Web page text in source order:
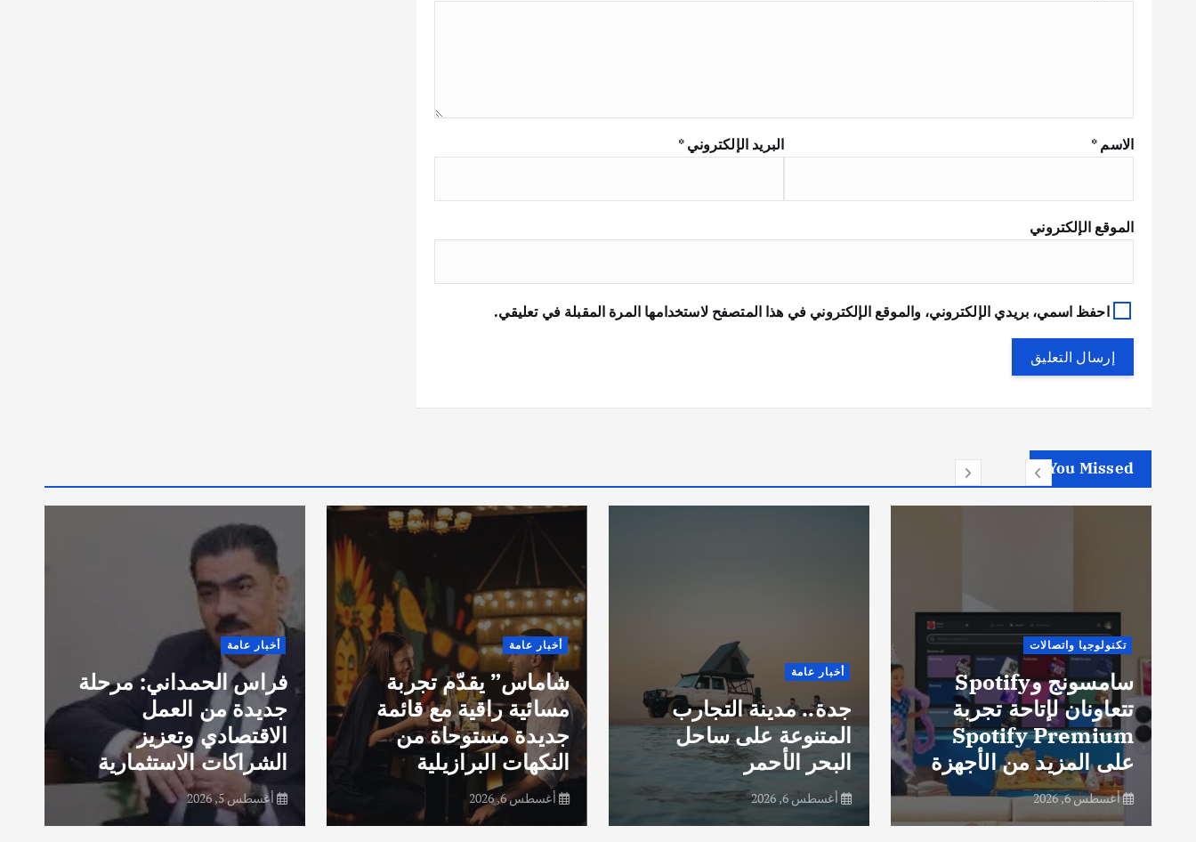
الاسم* البريد الإلكتروني*
الموقع الإلكتروني
احفظ اسمي، بريدي الإلكتروني، والموقع الإلكتروني في هذا المتصفح لاستخدامها المرة المقبلة في تعليقي.
You Missed
تكنولوجيا واتصالات
سامسونج وSpotify
تتعاونان لإتاحة تجربة
Spotify Premium
على المزيد من الأجهزة
أغسطس 6, 2026
أخبار عامة
جدة.. مدينة التجارب
المتنوعة على ساحل
البحر الأحمر
أغسطس 6, 2026
أخبار عامة
شاماس” يقدّم تجربة
مسائية راقية مع قائمة
جديدة مستوحاة من
النكهات البرازيلية
أغسطس 6, 2026
أخبار عامة
فراس الحمداني: مرحلة
جديدة من العمل
الاقتصادي وتعزيز
الشراكات الاستثمارية
أغسطس 5, 2026